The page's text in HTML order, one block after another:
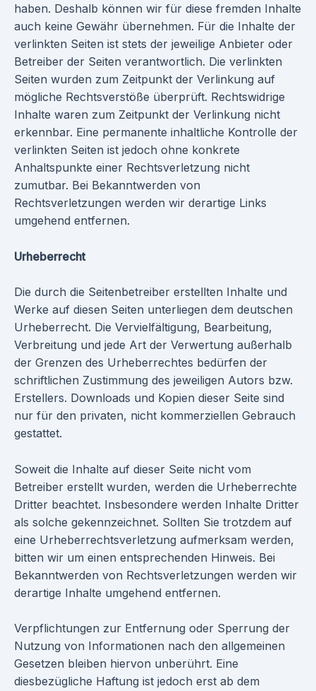
haben. Deshalb können wir für diese fremden Inhalte
auch keine Gewähr übernehmen. Für die Inhalte der
verlinkten Seiten ist stets der jeweilige Anbieter oder
Betreiber der Seiten verantwortlich. Die verlinkten
Seiten wurden zum Zeitpunkt der Verlinkung auf
mögliche Rechtsverstöße überprüft. Rechtswidrige
Inhalte waren zum Zeitpunkt der Verlinkung nicht
erkennbar. Eine permanente inhaltliche Kontrolle der
verlinkten Seiten ist jedoch ohne konkrete
Anhaltspunkte einer Rechtsverletzung nicht
zumutbar. Bei Bekanntwerden von
Rechtsverletzungen werden wir derartige Links
umgehend entfernen.
Urheberrecht
Die durch die Seitenbetreiber erstellten Inhalte und
Werke auf diesen Seiten unterliegen dem deutschen
Urheberrecht. Die Vervielfältigung, Bearbeitung,
Verbreitung und jede Art der Verwertung außerhalb
der Grenzen des Urheberrechtes bedürfen der
schriftlichen Zustimmung des jeweiligen Autors bzw.
Erstellers. Downloads und Kopien dieser Seite sind
nur für den privaten, nicht kommerziellen Gebrauch
gestattet.
Soweit die Inhalte auf dieser Seite nicht vom
Betreiber erstellt wurden, werden die Urheberrechte
Dritter beachtet. Insbesondere werden Inhalte Dritter
als solche gekennzeichnet. Sollten Sie trotzdem auf
eine Urheberrechtsverletzung aufmerksam werden,
bitten wir um einen entsprechenden Hinweis. Bei
Bekanntwerden von Rechtsverletzungen werden wir
derartige Inhalte umgehend entfernen.
Verpflichtungen zur Entfernung oder Sperrung der
Nutzung von Informationen nach den allgemeinen
Gesetzen bleiben hiervon unberührt. Eine
diesbezügliche Haftung ist jedoch erst ab dem